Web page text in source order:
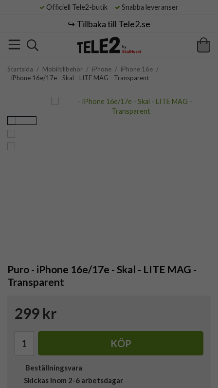
Officiell Tele2-butik Snabba leveranser
↪️ Tillbaka till Tele2.se
Startsida / Mobiltillbehör / iPhone / iPhone 16e /
- iPhone 16e/17e - Skal - LITE MAG - Transparent
Puro - iPhone 16e/17e - Skal - LITE MAG -
Transparent
299 kr
KÖP
Beställningsvara
Skickas inom 2-6 arbetsdagar